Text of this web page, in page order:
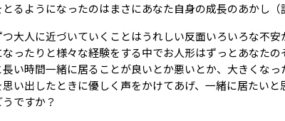
るようになったのはまさにあなた自身の成長のあかし（
大人に近づいていくことはうれしい反面いろいろな不安
ったりと様々な経験をする中でお人形はずっとあなた
長い時間一緒に居ることが良いとか悪いとか、大きくな
思い出したときに優しく声をかけてあげ、一緒に居たい
ですか？